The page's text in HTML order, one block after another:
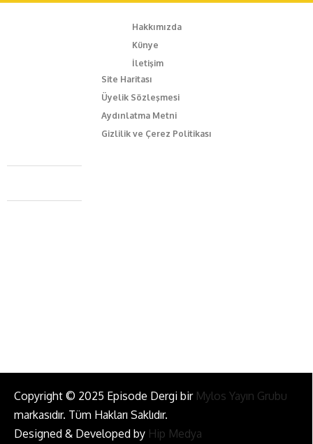
Hakkımızda
Künye
İletişim
Site Haritası
Üyelik Sözleşmesi
Aydınlatma Metni
Gizlilik ve Çerez Politikası
Caferağa Mah. Dr. Şakir Paşa Sok. No3/A Kadıköy İstanbul
+90 543 345 46 00
Copyright © 2025 Episode Dergi bir Mylos Yayın Grubu
markasıdır. Tüm Hakları Saklıdır.
Designed & Developed by Hip Medya